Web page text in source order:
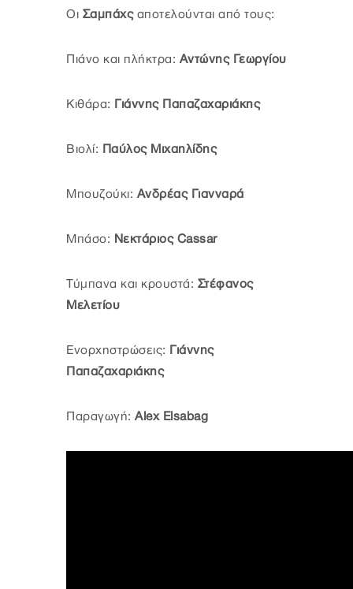
Οι Σαμπάχςαποτελούνται από τους:
Πιάνο και πλήκτρα: Αντώνης Γεωργίου
Κιθάρα: Γιάννης Παπαζαχαριάκης
Βιολί: Παύλος Μιχαηλίδης
Μπουζούκι: Ανδρέας Γιανναρά
Μπάσο: Νεκτάριος Cassar
Τύμπανα και κρουστά: Στέφανος
Μελετίου
Ενορχηστρώσεις: Γιάννης
Παπαζαχαριάκης
Παραγωγή: Alex Elsabag